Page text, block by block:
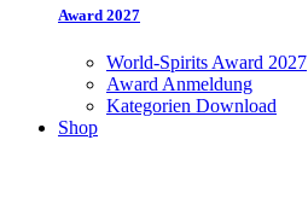
Award 2027
World-Spirits Award 2027
Award Anmeldung
Kategorien Download
Shop